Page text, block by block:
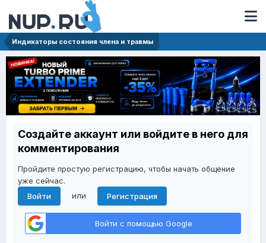
Индикаторы состояния члена и травмы
Создайте аккаунт или войдите в него для
комментирования
Пройдите простую регистрацию, чтобы начать общение
уже сейчас.
Войти
или Регистрация
Войти с помощью Google